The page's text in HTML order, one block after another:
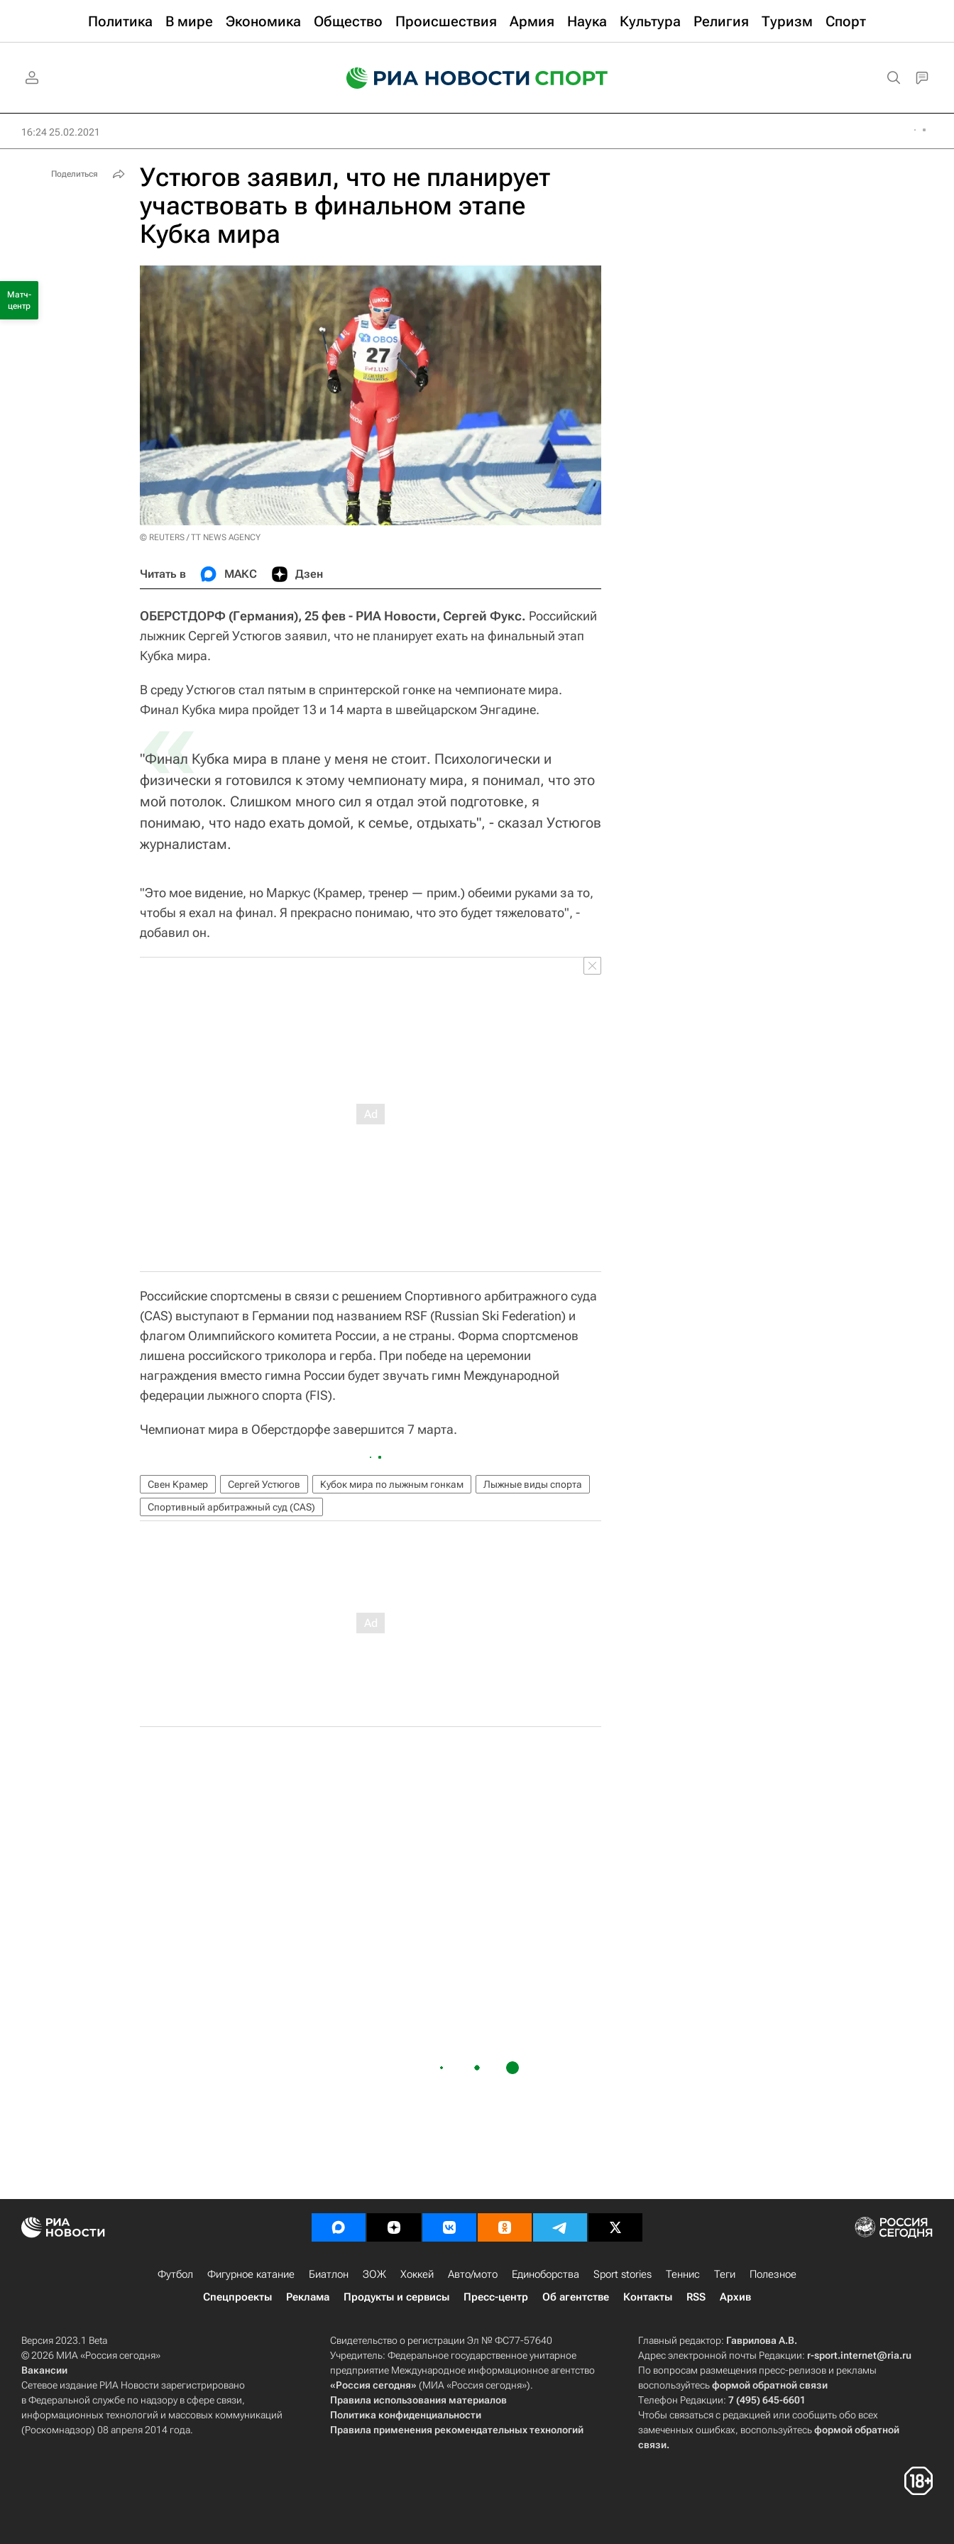
Политика В мире Экономика Общество Происшествия Армия Наука Культура Религия Туризм Спорт
16:24 25.02.2021
Устюгов заявил, что не планирует
участвовать в финальном этапе
Кубка мира
© REUTERS / TT NEWS AGENCY
Читать в МАКС Дзен
ОБЕРСТДОРФ (Германия), 25 фев - РИА Новости, Сергей Фукс. Российский
лыжник Сергей Устюгов заявил, что не планирует ехать на финальный этап
Кубка мира.
В среду Устюгов стал пятым в спринтерской гонке на чемпионате мира.
Финал Кубка мира пройдет 13 и 14 марта в швейцарском Энгадине.
«
"Финал Кубка мира в плане у меня не стоит. Психологически и
физически я готовился к этому чемпионату мира, я понимал, что это
мой потолок. Слишком много сил я отдал этой подготовке, я
понимаю, что надо ехать домой, к семье, отдыхать", - сказал Устюгов
журналистам.
"Это мое видение, но Маркус (Крамер, тренер — прим.) обеими руками за то,
чтобы я ехал на финал. Я прекрасно понимаю, что это будет тяжеловато", -
добавил он.
Российские спортсмены в связи с решением Спортивного арбитражного суда
(CAS) выступают в Германии под названием RSF (Russian Ski Federation) и
флагом Олимпийского комитета России, а не страны. Форма спортсменов
лишена российского триколора и герба. При победе на церемонии
награждения вместо гимна России будет звучать гимн Международной
федерации лыжного спорта (FIS).
Чемпионат мира в Оберстдорфе завершится 7 марта.
Свен Крамер Сергей Устюгов Кубок мира по лыжным гонкам
Лыжные виды спорта
Спортивный арбитражный суд (CAS)
Поделиться
Матч-
центр
Футбол Фигурное катание Биатлон ЗОЖ Хоккей Авто/мото Единоборства Sport stories Теннис Теги
Полезное
Спецпроекты
Реклама Продукты и сервисы Пресс-центр Об агентстве Контакты RSS Архив
Версия 2023.1 Beta
© 2026 МИА «Россия сегодня»
Вакансии
Сетевое издание РИА Новости зарегистрировано
в Федеральной службе по надзору в сфере связи,
информационных технологий и массовых коммуникаций
(Роскомнадзор) 08 апреля 2014 года.
Свидетельство о регистрации Эл № ФС77-57640
Учредитель: Федеральное государственное унитарное
предприятие Международное информационное агентство
«Россия сегодня» (МИА «Россия сегодня»).
Правила использования материалов
Политика конфиденциальности
Правила применения рекомендательных технологий
Главный редактор: Гаврилова А.В.
Адрес электронной почты Редакции: r-sport.internet@ria.ru
По вопросам размещения пресс-релизов и рекламы
воспользуйтесьформой обратной связи
Телефон Редакции:7 (495) 645-6601
Чтобы связаться с редакцией или сообщить обо всех
замеченных ошибках, воспользуйтесьформой обратной
связи.